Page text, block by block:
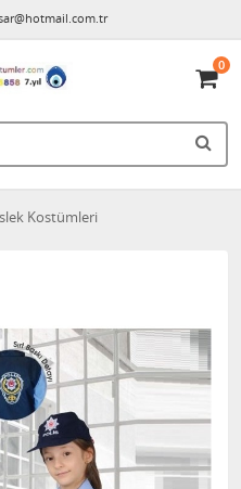
0
Kostümleri